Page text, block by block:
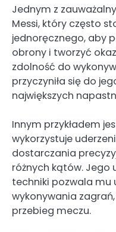
Jednym z
Messi, który często
jednoręcznego, aby
obrony i tworzyć
zdolność do
przyczyniła się do
największych
Innym przykładem
wykorzystuje
dostarczania
różnych kątów. Jego
techniki pozwala
wykonywania
przebieg meczu.